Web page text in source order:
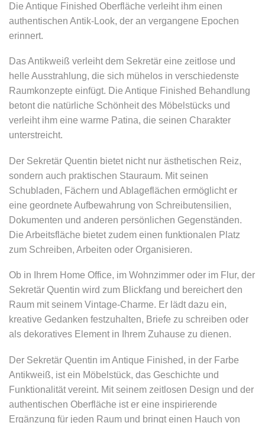
Die Antique Finished Oberfläche verleiht ihm einen
authentischen Antik-Look, der an vergangene Epochen
erinnert.
Das Antikweiß verleiht dem Sekretär eine zeitlose und
helle Ausstrahlung, die sich mühelos in verschiedenste
Raumkonzepte einfügt. Die Antique Finished Behandlung
betont die natürliche Schönheit des Möbelstücks und
verleiht ihm eine warme Patina, die seinen Charakter
unterstreicht.
Der Sekretär Quentin bietet nicht nur ästhetischen Reiz,
sondern auch praktischen Stauraum. Mit seinen
Schubladen, Fächern und Ablageflächen ermöglicht er
eine geordnete Aufbewahrung von Schreibutensilien,
Dokumenten und anderen persönlichen Gegenständen.
Die Arbeitsfläche bietet zudem einen funktionalen Platz
zum Schreiben, Arbeiten oder Organisieren.
Ob in Ihrem Home Office, im Wohnzimmer oder im Flur, der
Sekretär Quentin wird zum Blickfang und bereichert den
Raum mit seinem Vintage-Charme. Er lädt dazu ein,
kreative Gedanken festzuhalten, Briefe zu schreiben oder
als dekoratives Element in Ihrem Zuhause zu dienen.
Der Sekretär Quentin im Antique Finished, in der Farbe
Antikweiß, ist ein Möbelstück, das Geschichte und
Funktionalität vereint. Mit seinem zeitlosen Design und der
authentischen Oberfläche ist er eine inspirierende
Ergänzung für jeden Raum und bringt einen Hauch von